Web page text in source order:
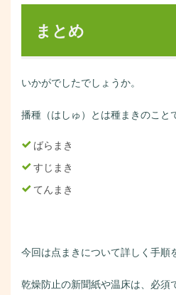
まとめ
いかがでしたでしょうか。
播種（はしゅ）とは種まきのこと
ばらまき
すじまき
てんまき
今回は点まきについて詳しく手順
乾燥防止の新聞紙や温床は、必須